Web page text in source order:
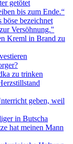
getötet
bis zum Ende.“
böse bezeichnet
Versöhnung."
Kreml in Brand zu
zu trinken
geben, weil
in Butscha
hat meinen Mann